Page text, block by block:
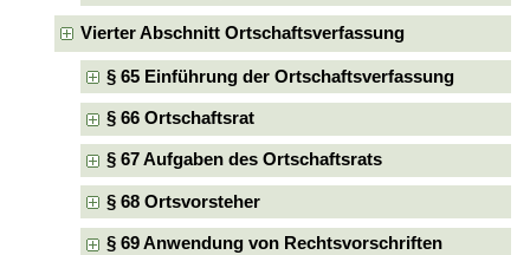
Vierter Abschnitt Ortschaftsverfassung
§ 65 Einführung der Ortschaftsverfassung
§ 66 Ortschaftsrat
§ 67 Aufgaben des Ortschaftsrats
§ 68 Ortsvorsteher
§ 69 Anwendung von Rechtsvorschriften